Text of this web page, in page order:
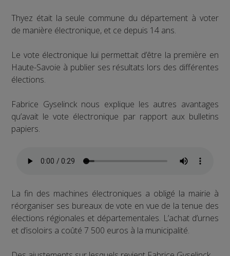
Thyez était la seule commune du département à voter
de manière électronique, et ce depuis 14 ans.
Le vote électronique lui permettait d’être la première en
Haute-Savoie à publier ses résultats lors des différentes
élections.
Fabrice Gyselinck nous explique les autres avantages
qu’avait le vote électronique par rapport aux bulletins
papiers.
La fin des machines électroniques a obligé la mairie à
réorganiser ses bureaux de vote en vue de la tenue des
élections régionales et départementales. L’achat d’urnes
et d’isoloirs a coûté 7 500 euros à la municipalité.